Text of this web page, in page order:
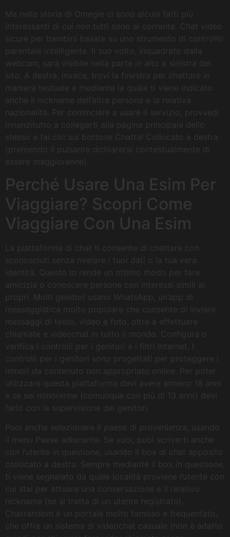
Ma nella storia di Omegle ci sono alcuni fatti più
interessanti di cui non tutti sono al corrente. Chat video
sicure per bambini basate su uno strumento di controllo
parentale intelligente. Il suo volto, inquadrato dalla
webcam, sarà visibile nella parte in alto a sinistra del
sito. A destra, invece, trovi la finestra per chattare in
maniera testuale e mediante la quale ti viene indicato
anche il nickname dell’altra persona e la relativa
nazionalità. Per cominciare a usare il servizio, provvedi
innanzitutto a collegarti alla pagina principale dello
stesso e fai clic sul bottone Chatta! Collocato a destra
(premendo il pulsante dichiarerai contestualmente di
essere maggiorenne).
Perché Usare Una Esim Per
Viaggiare? Scopri Come
Viaggiare Con Una Esim
La piattaforma di chat ti consente di chattare con
sconosciuti senza rivelare i tuoi dati o la tua vera
identità. Questo lo rende un ottimo modo per fare
amicizia o conoscere persone con interessi simili ai
propri. Molti genitori usano WhatsApp, un’app di
messaggistica molto popolare che consente di inviare
messaggi di testo, video e foto, oltre a effettuare
chiamate e videochat in tutto il mondo. Configura o
verifica i controlli per i genitori e i filtri Internet. I
controlli per i genitori sono progettati per proteggere i
minori da contenuto non appropriato online. Per poter
utilizzare questa piattaforma devi avere almeno 18 anni
e se sei minorenne (comunque con più di 13 anni) devi
farlo con la supervisione dei genitori.
Puoi anche selezionare il paese di provenienza, usando
il menu Paese adiacente. Se vuoi, puoi scriverti anche
con l’utente in questione, usando il box di chat apposito
collocato a destra. Sempre mediante il box in questione,
ti viene segnalato da quale località proviene l’utente con
cui stai per attuare una conversazione e il relativo
nickname (se si tratta di un utente registrato).
Chatrandom è un portale molto famoso e frequentato,
che offre un sistema di videochat casuale (non è adatto